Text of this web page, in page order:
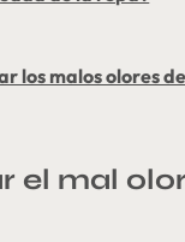
los malos olores
el mal